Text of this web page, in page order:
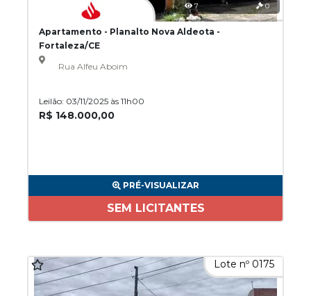
7 0
Apartamento - Planalto Nova Aldeota -
Fortaleza/CE
Rua Alfeu Aboim
Leilão: 03/11/2025 às 11h00
R$ 148.000,00
PRÉ-VISUALIZAR
SEM LICITANTES
Lote nº 0175